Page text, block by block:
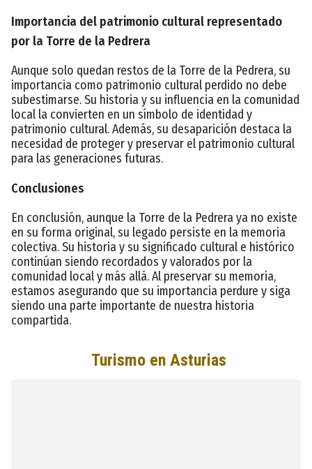
Importancia del patrimonio cultural representado
por la Torre de la Pedrera
Aunque solo quedan restos de la Torre de la Pedrera, su
importancia como patrimonio cultural perdido no debe
subestimarse. Su historia y su influencia en la comunidad
local la convierten en un símbolo de identidad y
patrimonio cultural. Además, su desaparición destaca la
necesidad de proteger y preservar el patrimonio cultural
para las generaciones futuras.
Conclusiones
En conclusión, aunque la Torre de la Pedrera ya no existe
en su forma original, su legado persiste en la memoria
colectiva. Su historia y su significado cultural e histórico
continúan siendo recordados y valorados por la
comunidad local y más allá. Al preservar su memoria,
estamos asegurando que su importancia perdure y siga
siendo una parte importante de nuestra historia
compartida.